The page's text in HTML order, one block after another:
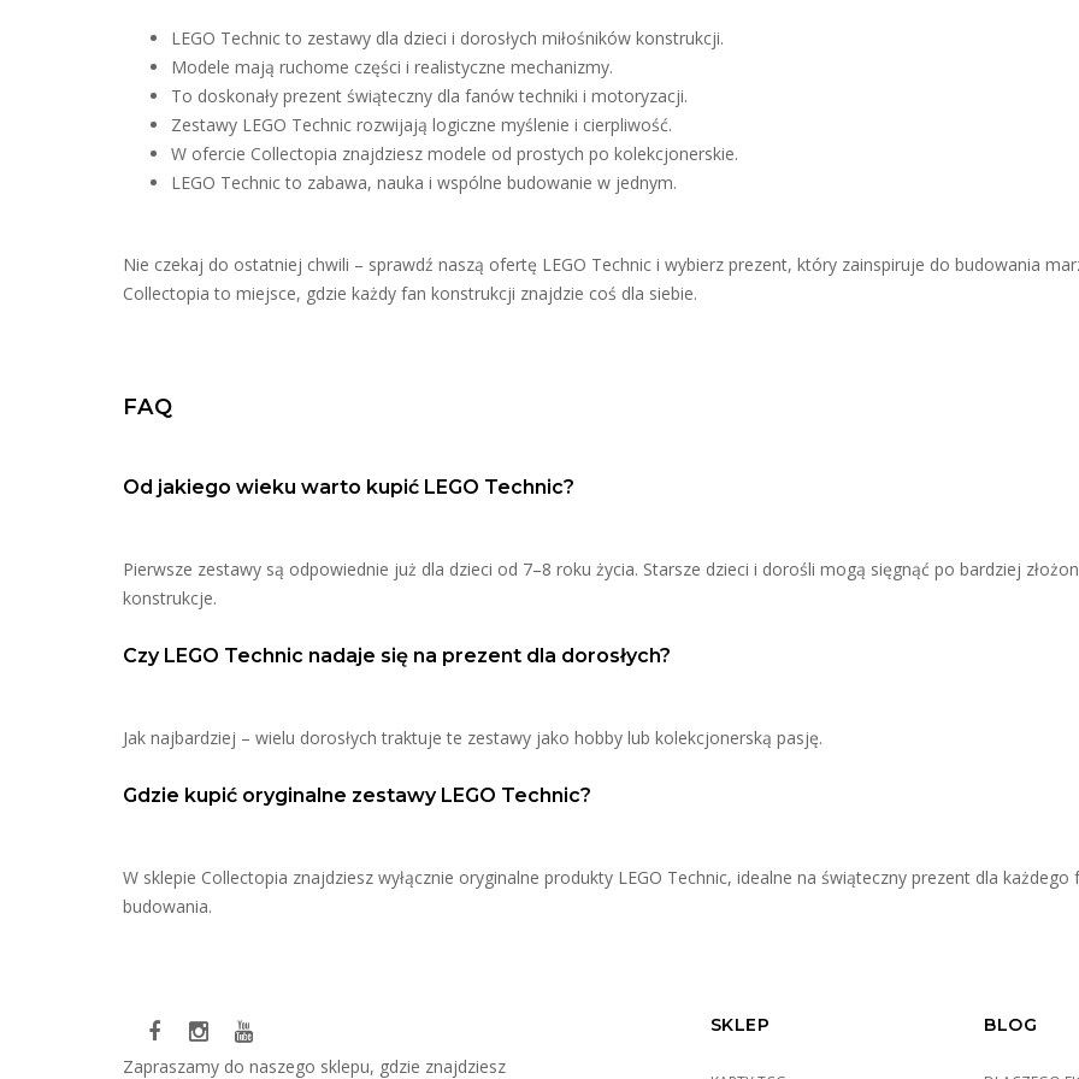
LEGO Technic to zestawy dla dzieci i dorosłych miłośników konstrukcji.
Modele mają ruchome części i realistyczne mechanizmy.
To doskonały prezent świąteczny dla fanów techniki i motoryzacji.
Zestawy LEGO Technic rozwijają logiczne myślenie i cierpliwość.
W ofercie Collectopia znajdziesz modele od prostych po kolekcjonerskie.
LEGO Technic to zabawa, nauka i wspólne budowanie w jednym.
Nie czekaj do ostatniej chwili – sprawdź naszą ofertę LEGO Technic i wybierz prezent, który zainspiruje do budowania
Collectopia to miejsce, gdzie każdy fan konstrukcji znajdzie coś dla siebie.
FAQ
Od jakiego wieku warto kupić LEGO Technic?
Pierwsze zestawy są odpowiednie już dla dzieci od 7–8 roku życia. Starsze dzieci i dorośli mogą sięgnąć po bardziej
konstrukcje.
Czy LEGO Technic nadaje się na prezent dla dorosłych?
Jak najbardziej – wielu dorosłych traktuje te zestawy jako hobby lub kolekcjonerską pasję.
Gdzie kupić oryginalne zestawy LEGO Technic?
W sklepie Collectopia znajdziesz wyłącznie oryginalne produkty LEGO Technic, idealne na świąteczny prezent dla każdego
budowania.
Zapraszamy do naszego sklepu, gdzie znajdziesz
SKLEP BLOG